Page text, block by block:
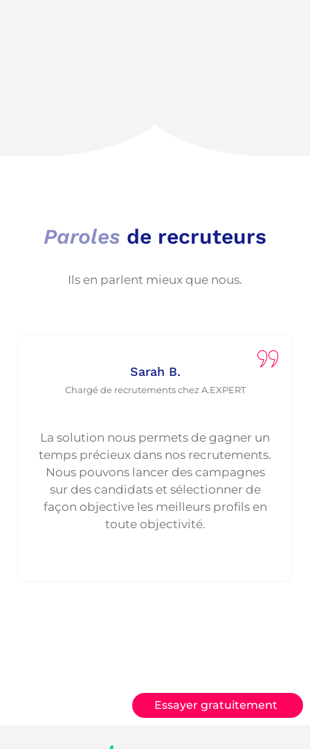
Paroles de recruteurs
Ils en parlent mieux que nous.
Sarah B.
Chargé de recrutements chez A.EXPERT
La solution nous permets de gagner un
temps précieux dans nos recrutements.
Nous pouvons lancer des campagnes
sur des candidats et sélectionner de
façon objective les meilleurs profils en
toute objectivité.
Essayer gratuitement